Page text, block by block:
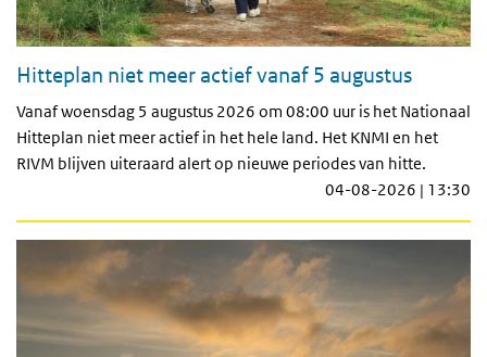
Hitteplan niet meer actief vanaf 5 augustus
Vanaf woensdag 5 augustus 2026 om 08:00 uur is het Nationaal
Hitteplan niet meer actief in het hele land. Het KNMI en het
RIVM blijven uiteraard alert op nieuwe periodes van hitte.
04-08-2026 | 13:30